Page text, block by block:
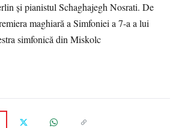
și pianistul Schaghajegh Nosrati. De
maghiară a Simfoniei a 7-a a lui
simfonică din Miskolc